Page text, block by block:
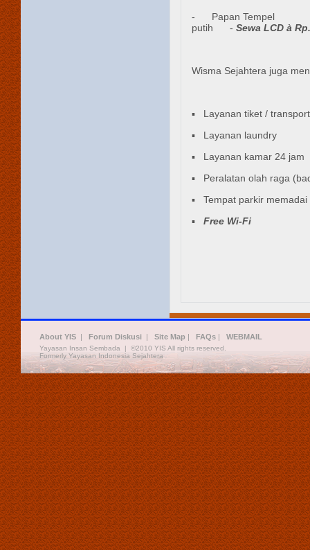
- Papan
putih - Sewa LCD à
Wisma Sejahtera juga
▪ Layanan tiket /
▪ Layanan laundry
▪ Layanan kamar 24 jam
▪ Peralatan olah raga
▪ Tempat parkir memadai
▪ Free Wi-Fi
About YIS | Forum Diskusi | Site Map | FAQs | WEBMAIL
Yayasan Insan Sembada | ©2010 YIS All rights reserved.
Formerly Yayasan Indonesia Sejahtera